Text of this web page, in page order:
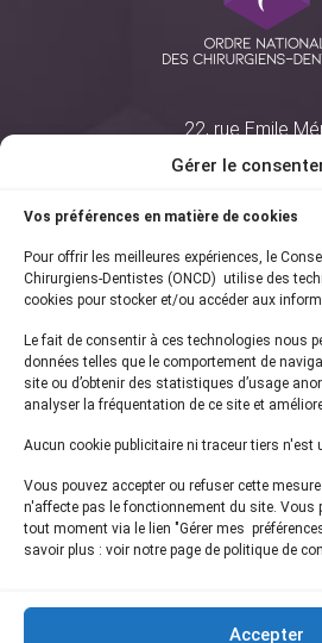
Gérer le
Vos préférences en matière de cookies
Pour offrir les meilleures expériences, le
Chirurgiens-Dentistes (ONCD) utilise des
cookies pour stocker et/ou accéder aux
Le fait de consentir à ces technologies nous
données telles que le comportement de
site ou d’obtenir des statistiques d’usage
analyser la fréquentation de ce site et
Aucun cookie publicitaire ni traceur tiers n'est
Vous pouvez accepter ou refuser cette
n'affecte pas le fonctionnement du site. Vous
tout moment via le lien "Gérer mes
savoir plus : voir notre page de politique de
Accepter
22, rue Emile
75761 Paris
01 44 34 78
Actualités
Presse
Informations
Plan du site
Inscrivez-vous à